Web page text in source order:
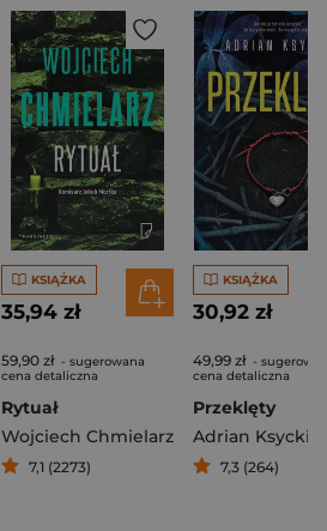
KSIĄŻKA
35,94 zł
59,90 zł - sugerowana
cena detaliczna
Rytuał
Wojciech Chmielarz
7,1 (2273)
KSIĄŻKA
30,92 zł
49,99 zł -
cena detaliczna
Przeklęty
Adrian Ksycki
7,3 (264)